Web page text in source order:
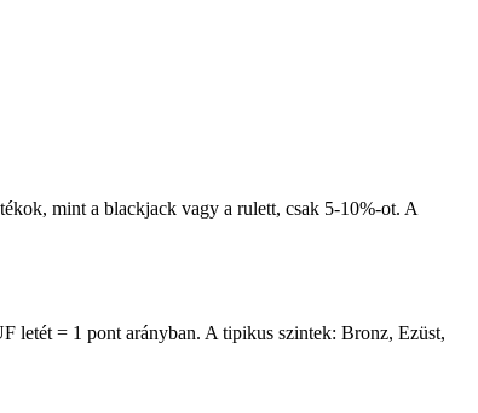
mint a blackjack vagy a rulett, csak 5-10%-ot. A
letét = 1 pont arányban. A tipikus szintek: Bronz, Ezüst,